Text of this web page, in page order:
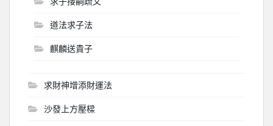
道法求子法
麒麟送貴子
求財神增添財運法
沙發上方壓樑